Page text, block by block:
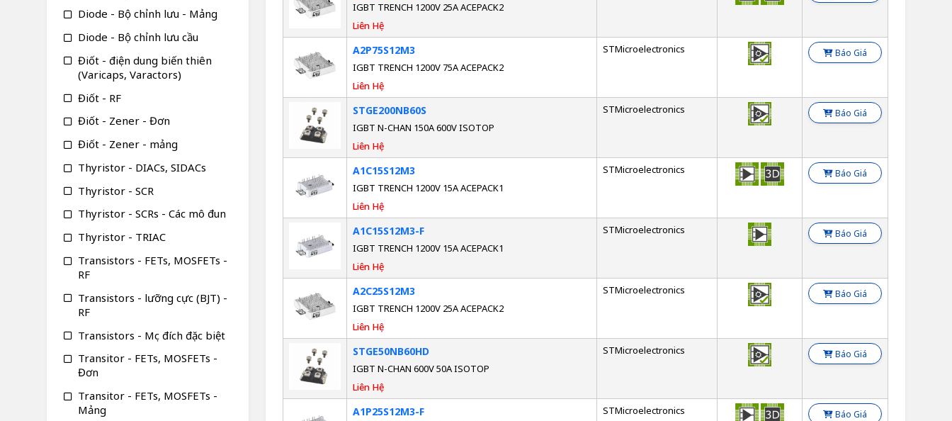
IGBT TRENCH 1200V 25A ACEPACK2
Liên Hệ
A2P75S12M3
IGBT TRENCH 1200V 75A ACEPACK2
Liên Hệ
STMicroelectronics Báo Giá
STGE200NB60S
IGBT N-CHAN 150A 600V ISOTOP
Liên Hệ
STMicroelectronics Báo Giá
A1C15S12M3
IGBT TRENCH 1200V 15A ACEPACK1
Liên Hệ
STMicroelectronics Báo Giá
A1C15S12M3-F
IGBT TRENCH 1200V 15A ACEPACK1
Liên Hệ
STMicroelectronics Báo Giá
A2C25S12M3
IGBT TRENCH 1200V 25A ACEPACK2
Liên Hệ
STMicroelectronics Báo Giá
STGE50NB60HD
IGBT N-CHAN 600V 50A ISOTOP
Liên Hệ
STMicroelectronics Báo Giá
A1P25S12M3-F STMicroelectronics Báo Giá
Diode - Bộ chỉnh lưu - Mảng
Diode - Bộ chỉnh lưu cầu
Điốt - điện dung biến thiên
(Varicaps, Varactors)
Điốt - RF
Điốt - Zener - Đơn
Điốt - Zener - mảng
Thyristor - DIACs, SIDACs
Thyristor - SCR
Thyristor - SCRs - Các mô đun
Thyristor - TRIAC
Transistors - FETs, MOSFETs -
RF
Transistors - lưỡng cực (BJT) -
RF
Transistors - Mục đích đặc biệt
Transitor - FETs, MOSFETs -
Đơn
Transitor - FETs, MOSFETs -
Mảng